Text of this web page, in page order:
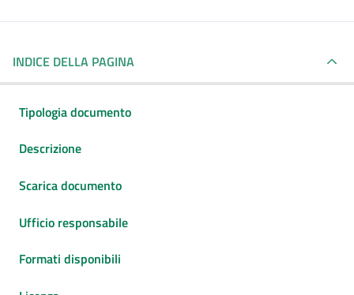
INDICE DELLA PAGINA
Tipologia documento
Descrizione
Scarica documento
Ufficio responsabile
Formati disponibili